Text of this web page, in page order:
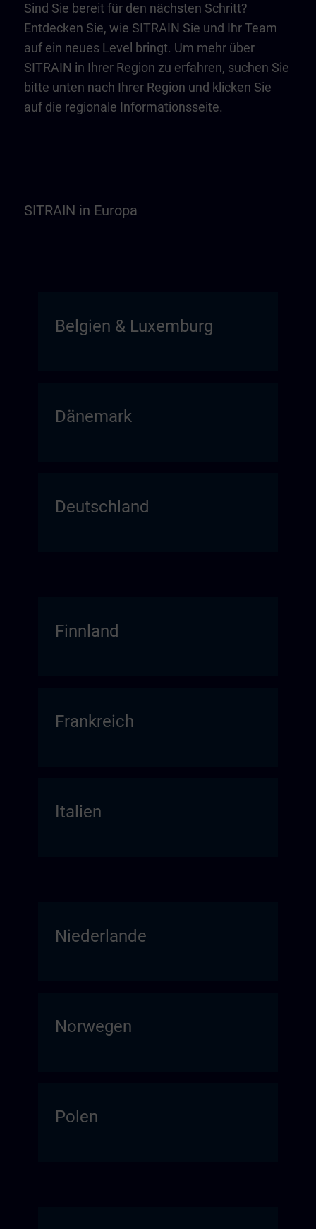
Sind Sie bereit für den nächsten Schritt?
Entdecken Sie, wie SITRAIN Sie und Ihr Team
auf ein neues Level bringt. Um mehr über
SITRAIN in Ihrer Region zu erfahren, suchen Sie
bitte unten nach Ihrer Region und klicken Sie
auf die regionale Informationsseite.
SITRAIN in Europa
Belgien & Luxemburg
Dänemark
Deutschland
Finnland
Frankreich
Italien
Niederlande
Norwegen
Polen